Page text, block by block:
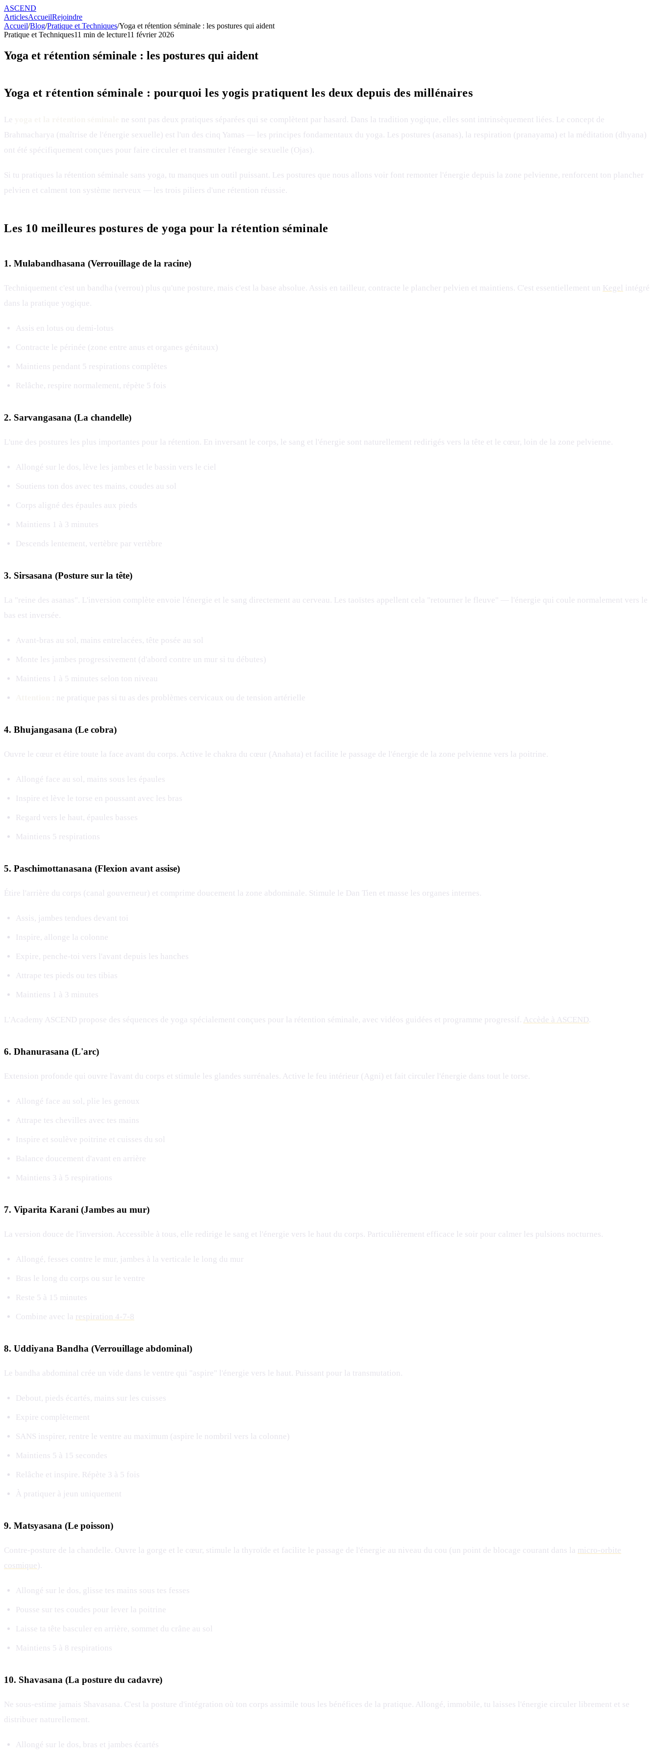
ASCEND
ArticlesAccueilRejoindre
Accueil/Blog/Pratique et Techniques/Yoga et rétention séminale : les postures qui aident
Pratique et Techniques11 min de lecture11 février 2026
Yoga et rétention séminale : les postures qui aident
Yoga et rétention séminale : pourquoi les yogis pratiquent les deux depuis des millénaires
Le
ne sont pas deux pratiques séparées qui se complètent par hasard. Dans la tradition yogique, elles sont intrinsèquement liées. Le concept de
Brahmacharya (maîtrise de l'énergie sexuelle) est l'un des cinq Yamas — les principes fondamentaux du yoga. Les postures (asanas), la respiration (pranayama) et la méditation (dhyana)
ont été spécifiquement conçues pour faire circuler et transmuter l'énergie sexuelle (Ojas).
Si tu pratiques la rétention séminale sans yoga, tu manques un outil puissant. Les postures que nous allons voir font remonter l'énergie depuis la zone pelvienne, renforcent ton plancher
pelvien et calment ton système nerveux — les trois piliers d'une rétention réussie.
Les 10 meilleures postures de yoga pour la rétention séminale
1. Mulabandhasana (Verrouillage de la racine)
Techniquement c'est un bandha (verrou) plus qu'une posture, mais c'est la base absolue. Assis en tailleur, contracte le plancher pelvien et maintiens. C'est essentiellement un Kegel intégré
dans la pratique yogique.
Assis en lotus ou demi-lotus
Contracte le périnée (zone entre anus et organes génitaux)
Maintiens pendant 5 respirations complètes
Relâche, respire normalement, répète 5 fois
2. Sarvangasana (La chandelle)
L'une des postures les plus importantes pour la rétention. En inversant le corps, le sang et l'énergie sont naturellement redirigés vers la tête et le cœur, loin de la zone pelvienne.
Allongé sur le dos, lève les jambes et le bassin vers le ciel
Soutiens ton dos avec tes mains, coudes au sol
Corps aligné des épaules aux pieds
Maintiens 1 à 3 minutes
Descends lentement, vertèbre par vertèbre
3. Sirsasana (Posture sur la tête)
La "reine des asanas". L'inversion complète envoie l'énergie et le sang directement au cerveau. Les taoïstes appellent cela "retourner le fleuve" — l'énergie qui coule normalement vers le
bas est inversée.
Avant-bras au sol, mains entrelacées, tête posée au sol
Monte les jambes progressivement (d'abord contre un mur si tu débutes)
Maintiens 1 à 5 minutes selon ton niveau
: ne pratique pas si tu as des problèmes cervicaux ou de tension artérielle
4. Bhujangasana (Le cobra)
Ouvre le cœur et étire toute la face avant du corps. Active le chakra du cœur (Anahata) et facilite le passage de l'énergie de la zone pelvienne vers la poitrine.
Allongé face au sol, mains sous les épaules
Inspire et lève le torse en poussant avec les bras
Regard vers le haut, épaules basses
Maintiens 5 respirations
5. Paschimottanasana (Flexion avant assise)
Étire l'arrière du corps (canal gouverneur) et comprime doucement la zone abdominale. Stimule le Dan Tien et masse les organes internes.
Assis, jambes tendues devant toi
Inspire, allonge la colonne
Expire, penche-toi vers l'avant depuis les hanches
Attrape tes pieds ou tes tibias
Maintiens 1 à 3 minutes
L'Academy ASCEND propose des séquences de yoga spécialement conçues pour la rétention séminale, avec vidéos guidées et programme progressif. Accède à ASCEND.
6. Dhanurasana (L'arc)
Extension profonde qui ouvre l'avant du corps et stimule les glandes surrénales. Active le feu intérieur (Agni) et fait circuler l'énergie dans tout le torse.
Allongé face au sol, plie les genoux
Attrape tes chevilles avec tes mains
Inspire et soulève poitrine et cuisses du sol
Balance doucement d'avant en arrière
Maintiens 3 à 5 respirations
7. Viparita Karani (Jambes au mur)
La version douce de l'inversion. Accessible à tous, elle redirige le sang et l'énergie vers le haut du corps. Particulièrement efficace le soir pour calmer les pulsions nocturnes.
Allongé, fesses contre le mur, jambes à la verticale le long du mur
Bras le long du corps ou sur le ventre
Reste 5 à 15 minutes
Combine avec la respiration 4-7-8
8. Uddiyana Bandha (Verrouillage abdominal)
Le bandha abdominal crée un vide dans le ventre qui "aspire" l'énergie vers le haut. Puissant pour la transmutation.
Debout, pieds écartés, mains sur les cuisses
Expire complètement
SANS inspirer, rentre le ventre au maximum (aspire le nombril vers la colonne)
Maintiens 5 à 15 secondes
Relâche et inspire. Répète 3 à 5 fois
À pratiquer à jeun uniquement
9. Matsyasana (Le poisson)
Contre-posture de la chandelle. Ouvre la gorge et le cœur, stimule la thyroïde et facilite le passage de l'énergie au niveau du cou (un point de blocage courant dans la micro-orbite
cosmique ).
Allongé sur le dos, glisse tes mains sous tes fesses
Pousse sur tes coudes pour lever la poitrine
Laisse ta tête basculer en arrière, sommet du crâne au sol
Maintiens 5 à 8 respirations
10. Shavasana (La posture du cadavre)
Ne sous-estime jamais Shavasana. C'est la posture d'intégration où ton corps assimile tous les bénéfices de la pratique. Allongé, immobile, tu laisses l'énergie circuler librement et se
distribuer naturellement.
Allongé sur le dos, bras et jambes écartés